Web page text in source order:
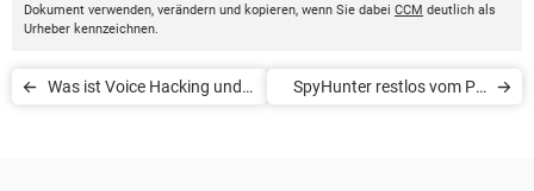
Dokument verwenden, verändern und kopieren, wenn Sie dabei CCM deutlich als
Urheber kennzeichnen.
Was ist Voice Hacking und
SpyHunter restlos vom PC